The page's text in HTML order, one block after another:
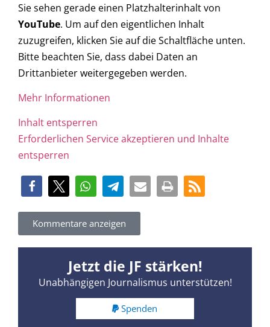
Sie sehen gerade einen Platzhalterinhalt von
YouTube. Um auf den eigentlichen Inhalt
zuzugreifen, klicken Sie auf die Schaltfläche unten.
Bitte beachten Sie, dass dabei Daten an
Drittanbieter weitergegeben werden.
Mehr Informationen
Inhalt entsperren
Erforderlichen Service akzeptieren und Inhalte
entsperren
Kommentare anzeigen
Jetzt die JF stärken!
Unabhängigen Journalismus unterstützen!
Spenden